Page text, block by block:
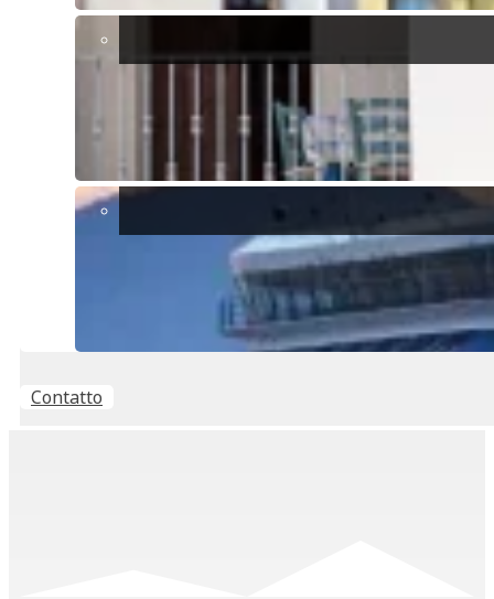
Contatto
Evita questi 8 errori più frequenti di chi vende casa
Se stai cercando di acquistare, affittare o vendere un
immobile, contattaci qui.
VALUTAZIONE
Ottieni una valutazione GRATUITA per il tuo immobile